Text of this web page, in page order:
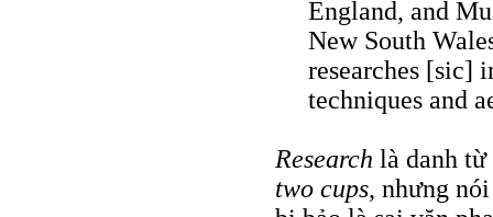
England, and
New South
researches [sic]
techniques and
Research là danh
two cups, nhưng